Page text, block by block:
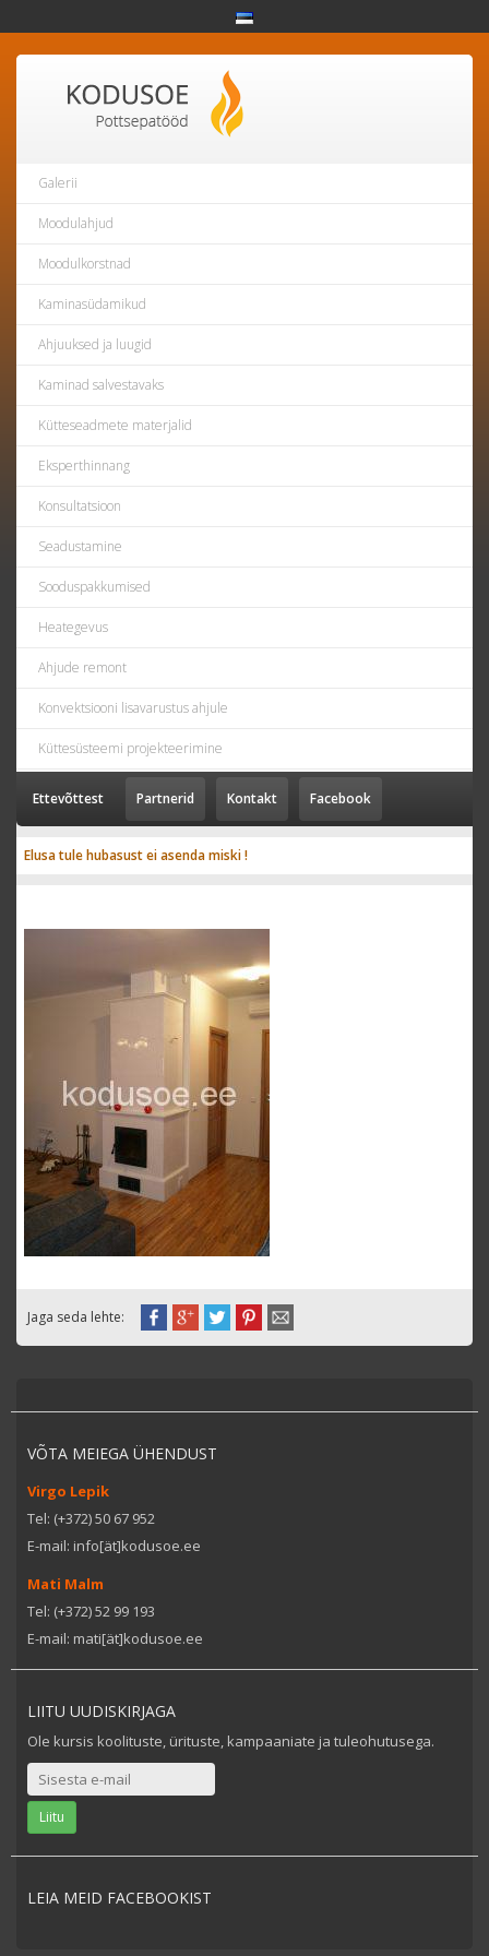
Galerii
Moodulahjud
Moodulkorstnad
Kaminasüdamikud
Ahjuuksed ja luugid
Kaminad salvestavaks
Kütteseadmete materjalid
Eksperthinnang
Konsultatsioon
Seadustamine
Sooduspakkumised
Heategevus
Ahjude remont
Konvektsiooni lisavarustus ahjule
Küttesüsteemi projekteerimine
Ettevõttest Partnerid Kontakt Facebook
Elusa tule hubasust ei asenda miski !
Jaga seda lehte:
VÕTA MEIEGA ÜHENDUST
Virgo Lepik
Tel: (+372) 50 67 952
E-mail: info[ät]kodusoe.ee
Mati Malm
Tel: (+372) 52 99 193
E-mail: mati[ät]kodusoe.ee
LIITU UUDISKIRJAGA
Ole kursis koolituste, ürituste, kampaaniate ja tuleohutusega.
LEIA MEID FACEBOOKIST